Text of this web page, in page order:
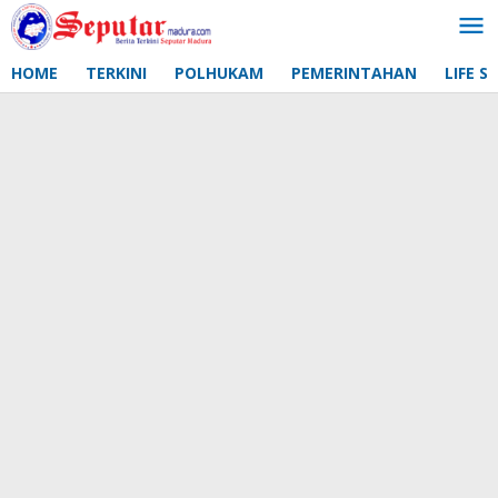
Lewati
ke
HOME TERKINI POLHUKAM PEMERINTAHAN LIFE